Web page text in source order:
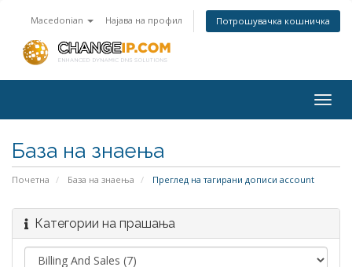
Macedonian Најава на профил Потрошувачка кошничка
База на знаења
Почетна База на знаења Преглед на тагирани дописи account
Категории на прашања